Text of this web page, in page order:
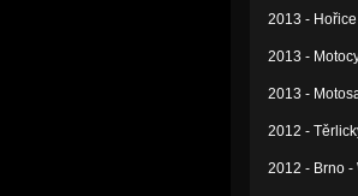
2013 -
2013 -
2013 -
2012 -
2012 - Brno -